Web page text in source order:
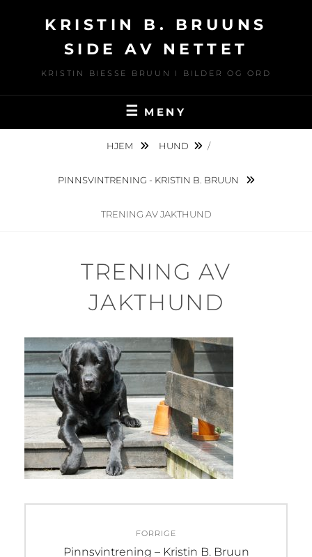
KRISTIN B. BRUUNS
SIDE AV NETTET
KRISTIN BIESSE BRUUN I BILDER OG ORD
MENY
HJEM HUND /
PINNSVINTRENING - KRISTIN B. BRUUN
TRENING AV JAKTHUND
TRENING AV
JAKTHUND
FORRIGE
Forrige
Pinnsvintrening – Kristin B. Bruun